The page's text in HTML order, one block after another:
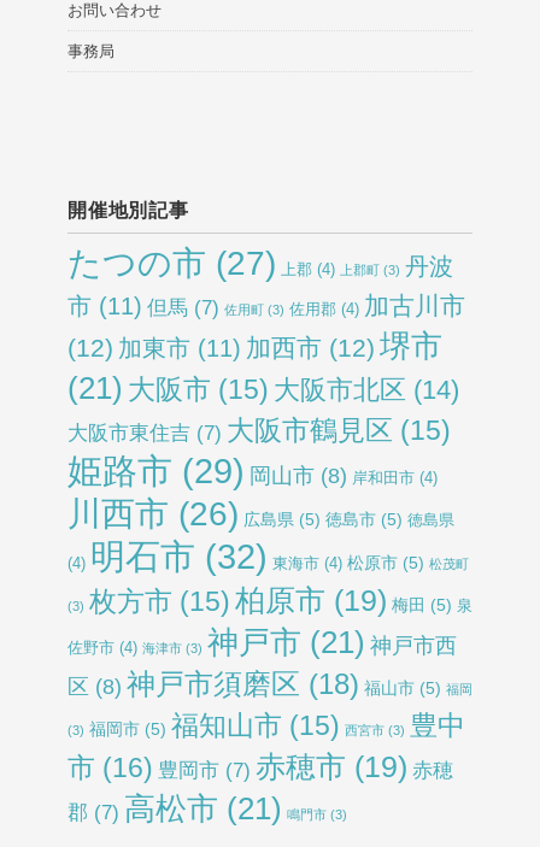
お問い合わせ
事務局
開催地別記事
たつの市 (27) 上郡 (4) 上郡町 (3) 丹波
市 (11) 但馬 (7) 佐用町 (3) 佐用郡 (4) 加古川市
(12) 加東市 (11) 加西市 (12) 堺市
(21) 大阪市 (15) 大阪市北区 (14)
大阪市東住吉 (7) 大阪市鶴見区 (15)
姫路市 (29) 岡山市 (8) 岸和田市 (4)
川西市 (26) 広島県 (5) 徳島市 (5) 徳島県
(4) 明石市 (32) 東海市 (4) 松原市 (5) 松茂町
(3) 枚方市 (15)柏原市 (19) 梅田 (5) 泉
佐野市 (4) 海津市 (3) 神戸市 (21) 神戸市西
区 (8) 神戸市須磨区 (18) 福山市 (5) 福岡
(3) 福岡市 (5) 福知山市 (15) 西宮市 (3) 豊中
市 (16) 豊岡市 (7) 赤穂市 (19) 赤穂
郡 (7) 高松市 (21) 鳴門市 (3)